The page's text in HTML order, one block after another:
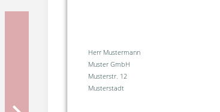
Herr Mustermann
Muster GmbH
Musterstr. 12
Musterstadt